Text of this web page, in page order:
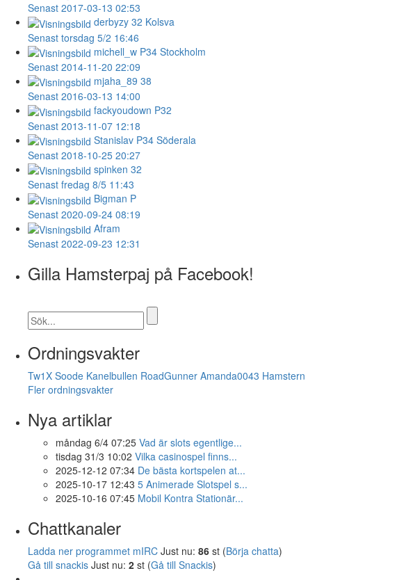
Senast 2017-03-13 02:53
derbyzy 32 Kolsva
Senast torsdag 5/2 16:46
michell_w P34 Stockholm
Senast 2014-11-20 22:09
mjaha_89 38
Senast 2016-03-13 14:00
fackyoudown P32
Senast 2013-11-07 12:18
Stanislav P34 Söderala
Senast 2018-10-25 20:27
spinken 32
Senast fredag 8/5 11:43
Bigman P
Senast 2020-09-24 08:19
Afram
Senast 2022-09-23 12:31
Gilla Hamsterpaj på Facebook!
Ordningsvakter
Tw1X Soode Kanelbullen RoadGunner Amanda0043 Hamstern
Fler ordningsvakter
Nya artiklar
måndag 6/4 07:25 Vad är slots egentlige...
tisdag 31/3 10:02 Vilka casinospel finns...
2025-12-12 07:34 De bästa kortspelen at...
2025-10-17 12:43 5 Animerade Slotspel s...
2025-10-16 07:45 Mobil Kontra Stationär...
Chattkanaler
Ladda ner programmet mIRC Just nu: 86 st (Börja chatta)
Gå till snackis Just nu: 2 st (Gå till Snackis)